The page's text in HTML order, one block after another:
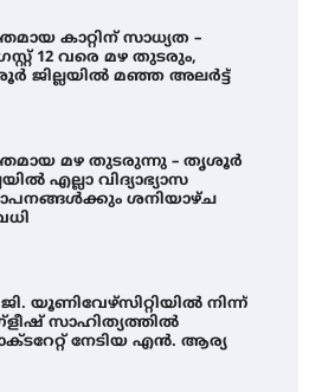
കാറ്റിന് സാധ്യത –
12 വരെ മഴ തുടരും,
ജില്ലയിൽ മഞ്ഞ അലർട്ട്
മഴ തുടരുന്നു – തൃശൂർ
എല്ലാ വിദ്യാഭ്യാസ
ശനിയാഴ്ച
യൂണിവേഴ്‌സിറ്റിയിൽ നിന്ന്
സാഹിത്യത്തിൽ
നേടിയ എൻ. ആര്യ